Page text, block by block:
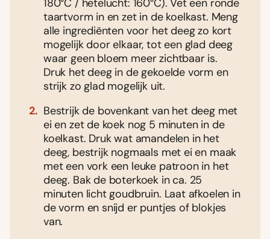
180°C / hetelucht: 160°C). Vet een ronde
taartvorm in en zet in de koelkast. Meng
alle ingrediënten voor het deeg zo kort
mogelijk door elkaar, tot een glad deeg
waar geen bloem meer zichtbaar is.
Druk het deeg in de gekoelde vorm en
strijk zo glad mogelijk uit.
Bestrijk de bovenkant van het deeg met
ei en zet de koek nog 5 minuten in de
koelkast. Druk wat amandelen in het
deeg, bestrijk nogmaals met ei en maak
met een vork een leuke patroon in het
deeg. Bak de boterkoek in ca. 25
minuten licht goudbruin. Laat afkoelen in
de vorm en snijd er puntjes of blokjes
van.